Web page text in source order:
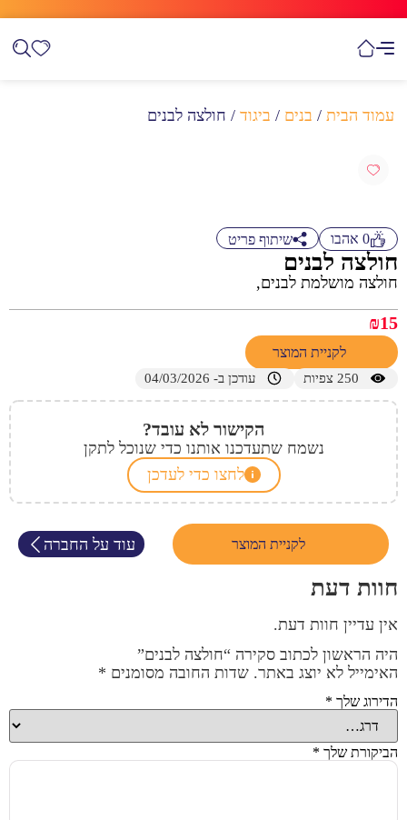
עמוד הבית / בנים / ביגוד / חולצה לבנים
0 אהבו שיתוף פריט
חולצה לבנים
חולצה מושלמת לבנים,
₪15
לקניית המוצר
250 צפיות עודכן ב- 04/03/2026
הקישור לא עובד?
נשמח שתעדכנו אותנו כדי שנוכל לתקן
לחצו כדי לעדכן
לקניית המוצר עוד על החברה
חוות דעת
אין עדיין חוות דעת.
היה הראשון לכתוב סקירה “חולצה לבנים”
האימייל לא יוצג באתר. שדות החובה מסומנים *
הדירוג שלך *
הביקורת שלך *